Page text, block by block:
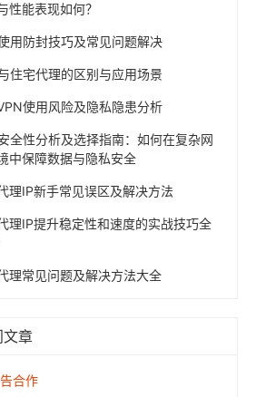
性能表现如何？
用防封技巧及常见问题解决
住宅代理的区别与应用场景
使用风险及隐私隐患分析
全性分析及选择指南：如何在复杂网
中保障数据与隐私安全
理IP新手常见误区及解决方法
理IP提升稳定性和速度的实战技巧全
理常见问题及解决方法大全
文章
合作